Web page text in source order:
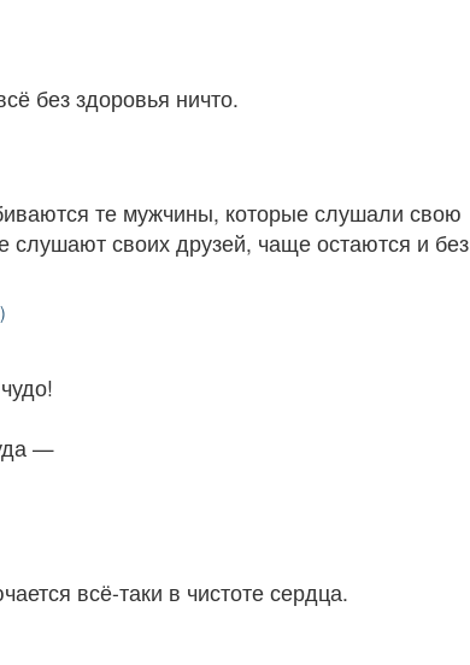
без здоровья ничто.
те мужчины, которые слушали свою
слушают своих друзей, чаще остаются и без
—
всё-таки в чистоте сердца.